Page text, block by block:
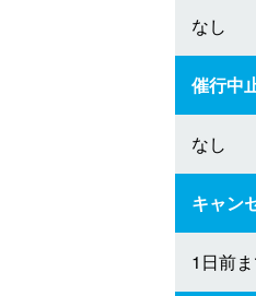
なし
催行中
なし
キャン
1日前